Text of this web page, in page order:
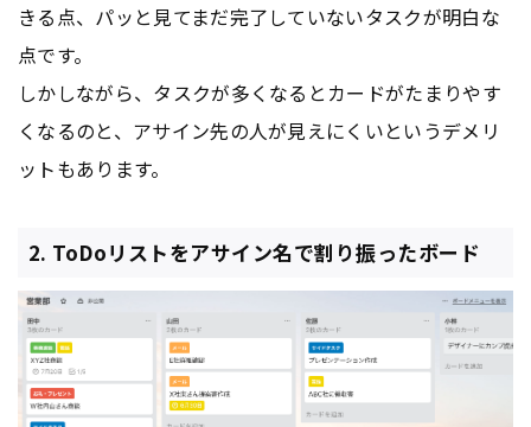
きる点、パッと見てまだ完了していないタスクが明白な
点です。
しかしながら、タスクが多くなるとカードがたまりやす
くなるのと、アサイン先の人が見えにくいというデメリ
ットもあります。
2. ToDoリストをアサイン名で割り振ったボード